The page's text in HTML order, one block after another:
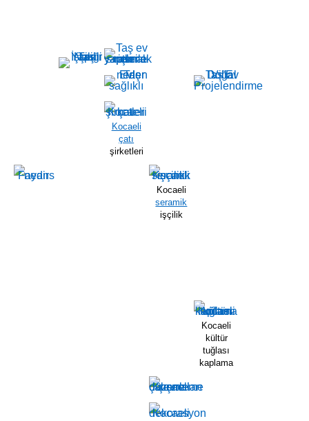
Kocaeli
çatı
şirketleri
Kocaeli
seramik
işçilik
Kocaeli
kültür
tuğlası
kaplama